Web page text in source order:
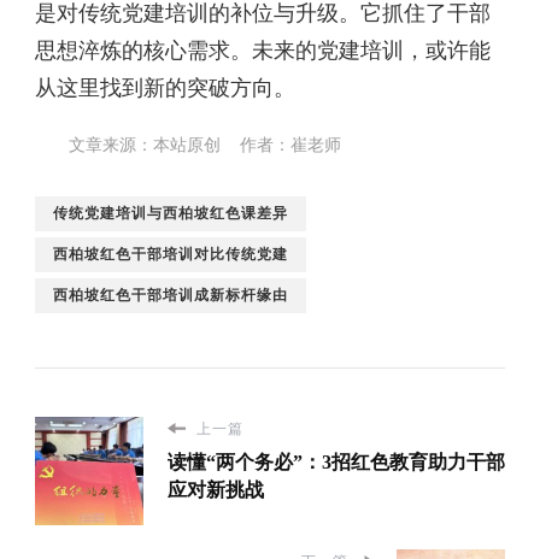
是对传统党建培训的补位与升级。它抓住了干部
思想淬炼的核心需求。未来的党建培训，或许能
从这里找到新的突破方向。
文章来源：本站原创 作者：崔老师
传统党建培训与西柏坡红色课差异
西柏坡红色干部培训对比传统党建
西柏坡红色干部培训成新标杆缘由
上一篇
读懂“两个务必”：3招红色教育助力干部
应对新挑战